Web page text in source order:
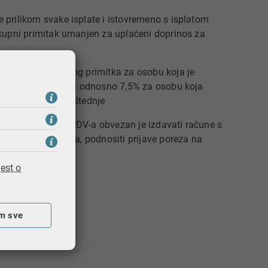
prilikom svake isplate i istovremeno s isplatom
primitak umanjen za uplaćeni doprinos za
od 10% ukupnog primitka za osobu koja je
solidarnosti odnosno 7,5% za osobu koja
kapitalizirane štednje​
obveznika PDV-a obvezan je izdavati račune s
proračuna, podnositi prijave poreza na
o
sve